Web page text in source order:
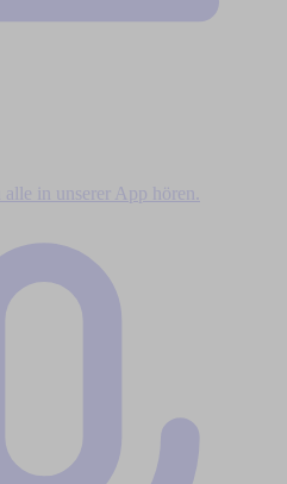
in unserer App hören.